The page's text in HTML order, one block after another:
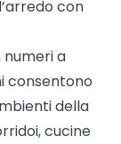
con
a
consentono
della
cucine